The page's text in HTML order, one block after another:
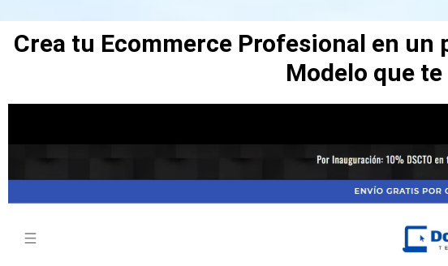
Crea tu Ecommerce Profesional en un
Modelo que